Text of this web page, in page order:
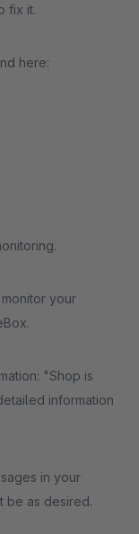
fix it.
here:
your
"Shop is
information
in your
be as desired.